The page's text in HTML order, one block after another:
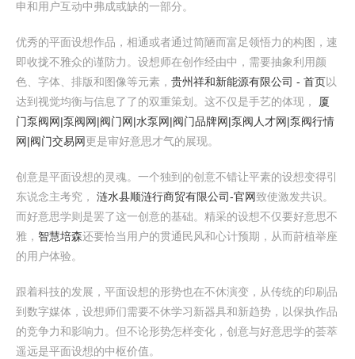
申和用户互动中弗成或缺的一部分。
优秀的平面设想作品，相通或者通过简陋而富足领悟力的构图，速
即收拢不雅众的谨防力。设想师在创作经由中，需要抽象利用颜
色、字体、排版和图像等元素， 贵州祥和新能源有限公司 - 首页以
达到视觉均衡与信息了了的双重策划。这不仅是手艺的体现，
厦
门泵阀网|泵阀网|阀门网|水泵网|阀门品牌网|泵阀人才网|泵阀行情
网|阀门交易网更是审好意思才气的展现。
创意是平面设想的灵魂。一个独到的创意不错让平素的设想变得引
东说念主考究， 涟水县顺涟行商贸有限公司-官网致使激发共识。
而好意思学则是罢了这一创意的基础。精采的设想不仅要好意思不
雅， 智慧培森还要恰当用户的贯通民风和心计预期，从而莳植举座
的用户体验。
跟着科技的发展，平面设想的形势也在不休演变，从传统的印刷品
到数字媒体，设想师们需要不休学习新器具和新趋势，以保执作品
的竞争力和影响力。但不论形势怎样变化，创意与好意思学的荟萃
遥远是平面设想的中枢价值。